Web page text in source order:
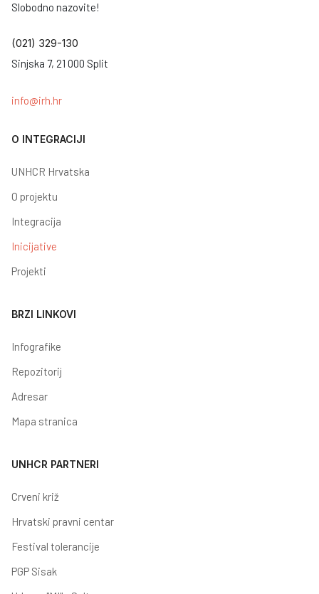
Slobodno nazovite!
(021) 329-130
Sinjska 7, 21 000 Split
info@irh.hr
O INTEGRACIJI
UNHCR Hrvatska
O projektu
Integracija
Inicijative
Projekti
BRZI LINKOVI
Infografike
Repozitorij
Adresar
Mapa stranica
UNHCR PARTNERI
Crveni križ
Hrvatski pravni centar
Festival tolerancije
PGP Sisak